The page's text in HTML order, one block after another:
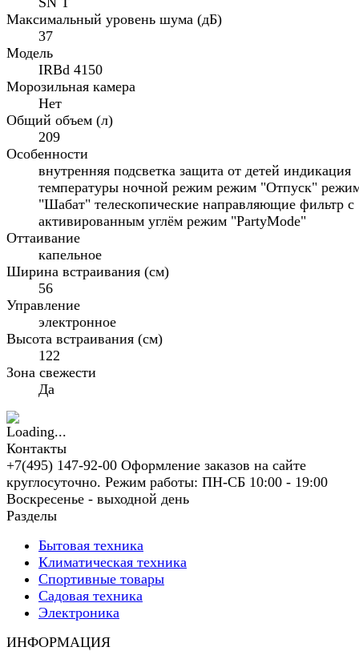
Максимальный уровень шума (дБ)
37
Модель
IRBd 4150
Морозильная камера
Нет
Общий объем (л)
209
Особенности
внутренняя подсветка защита от детей индикация
температуры ночной режим режим "Отпуск"
"Шабат" телескопические направляющие фильтр с
активированным углём режим "PartyMode"
Оттаивание
капельное
Ширина встраивания (см)
56
Управление
электронное
Высота встраивания (см)
122
Зона свежести
Да
Контакты
+7(495) 147-92-00 Оформление заказов на сайте
круглосуточно. Режим работы: ПН-СБ 10:00 - 19:00
Воскресенье - выходной день
Разделы
Бытовая техника
Климатическая техника
Спортивные товары
Садовая техника
Электроника
ИНФОРМАЦИЯ